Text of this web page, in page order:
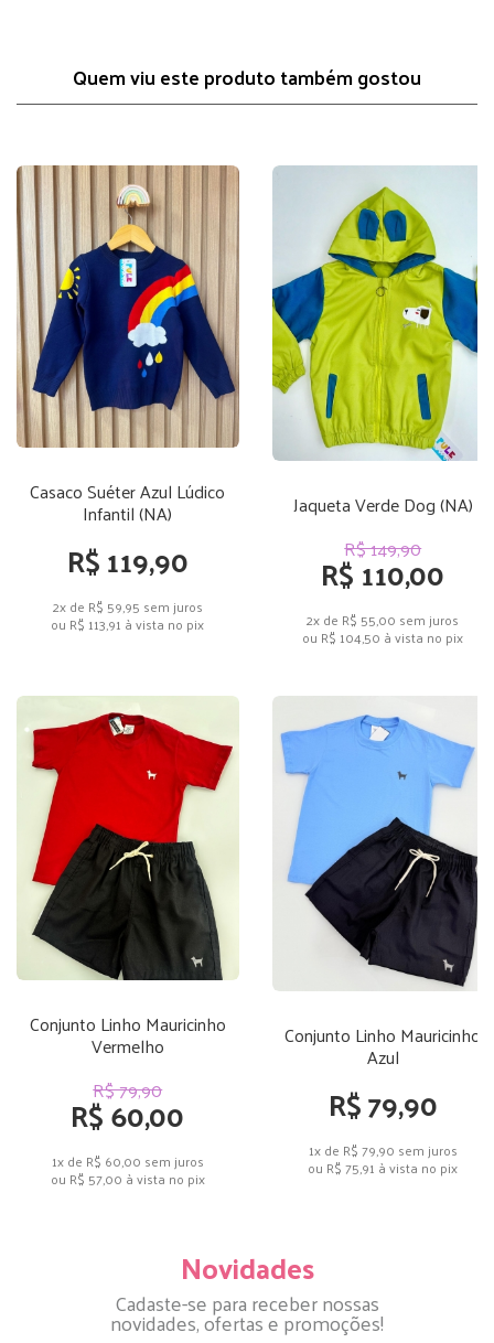
Quem viu este produto também gostou
Casaco Suéter Azul Lúdico
Infantil (NA)
R$ 119,90
2x de R$ 59,95 sem juros
ou R$ 113,91 à vista no pix
Jaqueta Verde Dog (NA)
R$ 149,90
R$ 110,00
2x de R$ 55,00 sem juros
ou R$ 104,50 à vista no pix
Conjunto Linho Mauricinho
Vermelho
R$ 79,90
R$ 60,00
1x de R$ 60,00 sem juros
ou R$ 57,00 à vista no pix
Conjunto Linho Mauricinho
Azul
R$ 79,90
1x de R$ 79,90 sem juros
ou R$ 75,91 à vista no pix
Novidades
Cadaste-se para receber nossas
novidades, ofertas e promoções!